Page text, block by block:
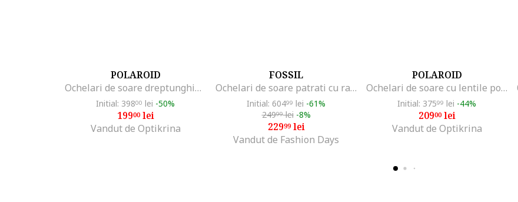
POLAROID
Ochelari de soare dreptunghiulari unisex polarizati
Initial: 39800 lei -50%
19900lei
Vandut de Optikrina
FOSSIL
Ochelari de soare patrati cu rama metalica, Auriu
Initial: 60499 lei -61%
24999lei -8%
22999lei
Vandut de Fashion Days
POLAROID
Ochelari de soare cu lentile polarizate si rama metalica, Auriu/Negru stins
Initial: 37599 lei -44%
20900lei
Vandut de Optikrina